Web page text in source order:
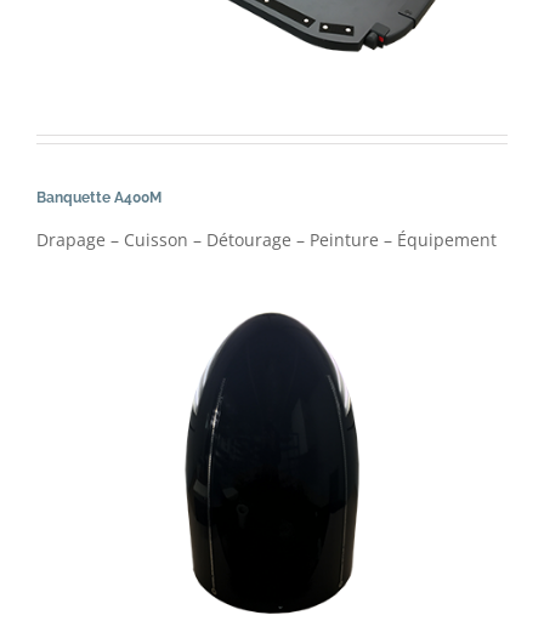
Banquette A400M
Drapage – Cuisson – Détourage – Peinture – Équipement